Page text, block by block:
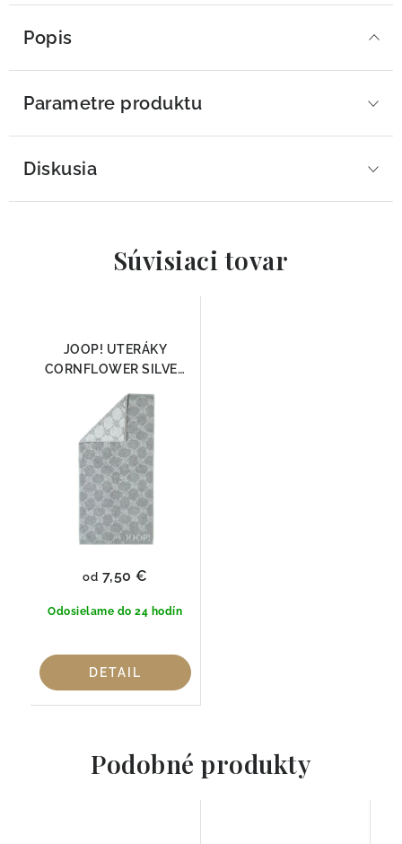
Popis
Parametre produktu
Diskusia
Súvisiaci tovar
JOOP! UTERÁKY
CORNFLOWER SILVER
Odosielame do 24 hodín
od 7,50 €
DETAIL
Podobné produkty